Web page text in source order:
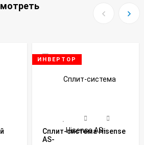
ИНВЕРТОР
Сплит-система Hisense
AS-